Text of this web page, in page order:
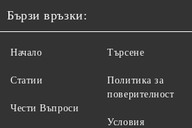
Бързи връзки:
Начало
Статии
Чести Въпроси
Търсене
Политика за
поверителност
Условия